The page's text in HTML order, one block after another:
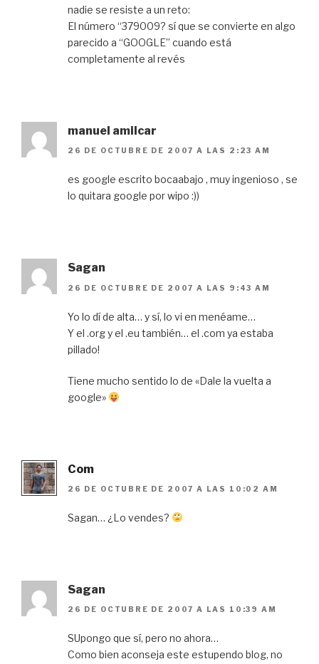
nadie se resiste a un reto:
El número “379009? sí que se convierte en algo
parecido a “GOOGLE” cuando está
completamente al revés
manuel amilcar
26 DE OCTUBRE DE 2007 A LAS 2:23 AM
es google escrito bocaabajo , muy ingenioso , se
lo quitara google por wipo :))
Sagan
26 DE OCTUBRE DE 2007 A LAS 9:43 AM
Yo lo dí de alta… y sí, lo vi en menéame…
Y el .org y el .eu también… el .com ya estaba
pillado!
Tiene mucho sentido lo de «Dale la vuelta a
google»
Com
26 DE OCTUBRE DE 2007 A LAS 10:02 AM
Sagan… ¿Lo vendes?
Sagan
26 DE OCTUBRE DE 2007 A LAS 10:39 AM
SUpongo que sí, pero no ahora…
Como bien aconseja este estupendo blog, no